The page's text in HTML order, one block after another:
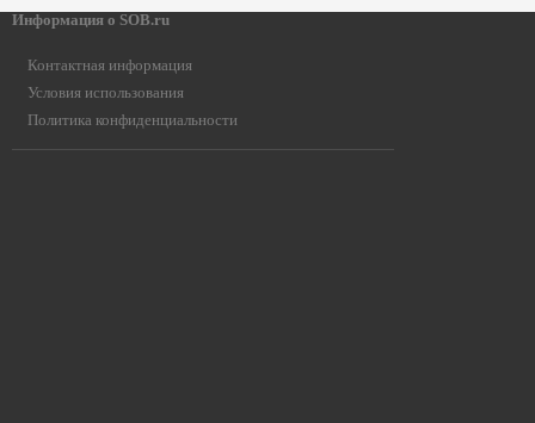
Информация о SOB.ru
Контактная информация
Условия использования
Политика конфиденциальности